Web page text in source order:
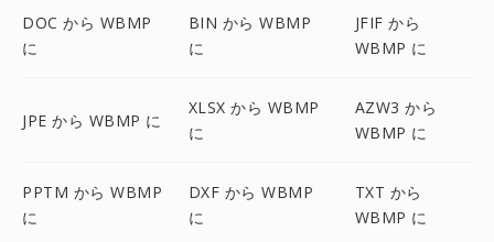
DOC から WBMP
に
BIN から WBMP
に
JFIF から
WBMP に
JPE から WBMP に
XLSX から WBMP
に
AZW3 から
WBMP に
PPTM から WBMP
に
DXF から WBMP
に
TXT から
WBMP に